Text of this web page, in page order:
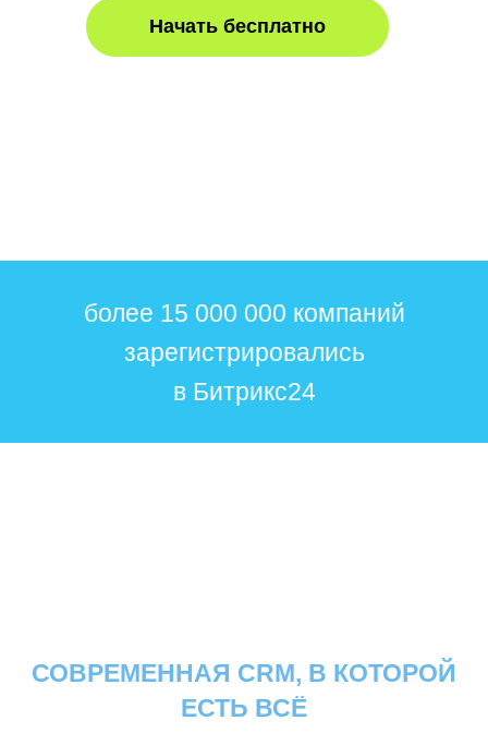
Начать бесплатно
более 15 000 000 компаний
зарегистрировались
в Битрикс24
СОВРЕМЕННАЯ CRM, В КОТОРОЙ
ЕСТЬ ВСЁ